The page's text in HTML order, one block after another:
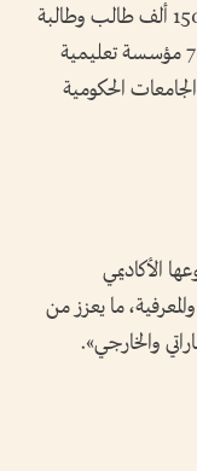
بالإنابة، أن مؤسسات التعليم العالي في دولة الإمارات شرعت في استقبال أكثر من 150 ألف طالب وطالبة
من المستجدين والمستمرين للعام الأكاديمي الجديد 2024 – 2025، موزعين على 78 مؤسسة تعليمية
الحكومية
الأكاديمي
والمعرفية، ما يعزز من
والخارجي».